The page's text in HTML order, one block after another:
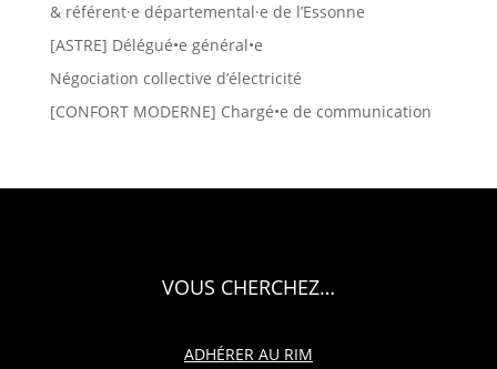
& référent·e départemental·e de l’Essonne
[ASTRE] Délégué•e général•e
Négociation collective d’électricité
[CONFORT MODERNE] Chargé•e de communication
VOUS CHERCHEZ…
ADHÉRER AU RIM